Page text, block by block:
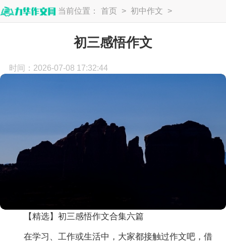
当前位置： 首页 > 初中作文 >
初三感悟作文
时间：2026-07-08 17:32:44
【精选】初三感悟作文合集六篇
在学习、工作或生活中，大家都接触过作文吧，借